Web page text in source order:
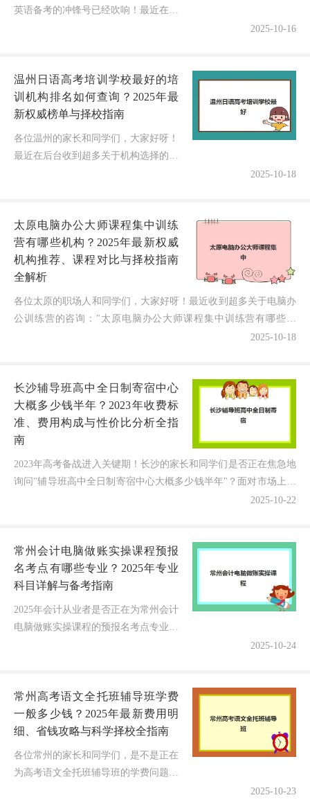
英语备考的冲锋号已经吹响！最近在后
2025-10-16
温州日语高考培训学校最好的培
训机构排名如何查询？2025年最
新权威榜单与择校指南
各位温州的家长和同学们，大家好呀！
最近在后台收到超多关于机构选择的咨
队...
2025-10-18
太原电脑办公大师课程集中训练
营有哪些机构？2025年最新权威
机构推荐、课程对比与择校指南
全解析
各位太原的职场人和同学们，大家好呀！最近收到超多关于电脑办
公训练营的咨询："太原电脑办公大师课程集中训练营有哪些机
构？"作为在IT培训领域深耕6年的博主，今天我将用最新调...2025-10-18
长沙辅导班高中全日制寄宿中心
大概多少钱半年？2023年收费标
准、费用构成与性价比分析全指
南
2023年高考备战进入关键期！长沙的家长和同学们是否正在焦急地
询问"辅导班高中全日制寄宿中心大概多少钱半年"？面对市场上参
2025-10-22
常州会计电脑做账实操课程预报
名考点有哪些专业？2025年专业
科目详解与备考指南
2025年会计从业者是否正在为常州会计
电脑做账实操课程的预报名考点专业而
2025-10-24
常州高考语文全托班辅导班学费
一般多少钱？2025年最新费用明
细、省钱攻略与科学择校全指南
各位常州的家长和同学们，是不是正在
为高考语文全托班辅导班的学费问题而
2025-10-23